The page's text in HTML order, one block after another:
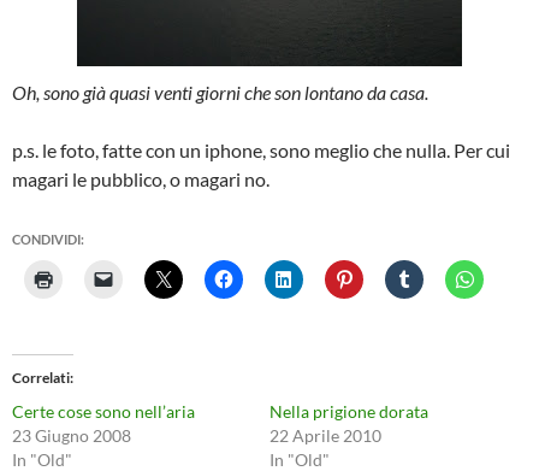
Oh, sono già quasi venti giorni che son lontano da casa.
p.s. le foto, fatte con un iphone, sono meglio che nulla. Per cui
magari le pubblico, o magari no.
CONDIVIDI:
Correlati
Certe cose sono nell’aria
23 Giugno 2008
In "Old"
Nella prigione dorata
22 Aprile 2010
In "Old"